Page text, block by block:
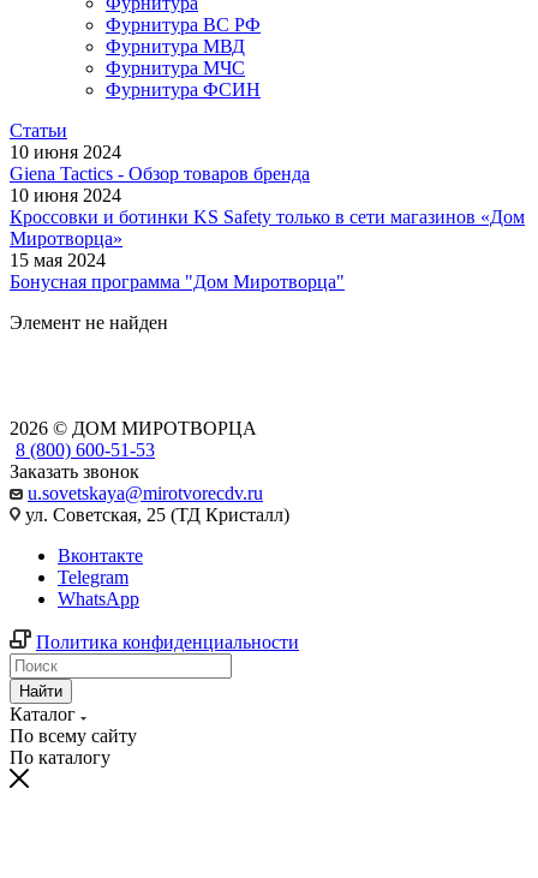
Фурнитура ВС РФ
Фурнитура МВД
Фурнитура МЧС
Фурнитура ФСИН
Статьи
10 июня 2024
Giena Tactics - Обзор товаров бренда
10 июня 2024
Кроссовки и ботинки KS Safety только в сети магазинов «Дом
Миротворца»
15 мая 2024
Бонусная программа "Дом Миротворца"
Элемент не найден
2026 © ДОМ МИРОТВОРЦА
8 (800) 600-51-53
Заказать звонок
u.sovetskaya@mirotvorecdv.ru
ул. Советская, 25 (ТД Кристалл)
Вконтакте
Telegram
WhatsApp
Политика конфиденциальности
Найти
Каталог
По всему сайту
По каталогу